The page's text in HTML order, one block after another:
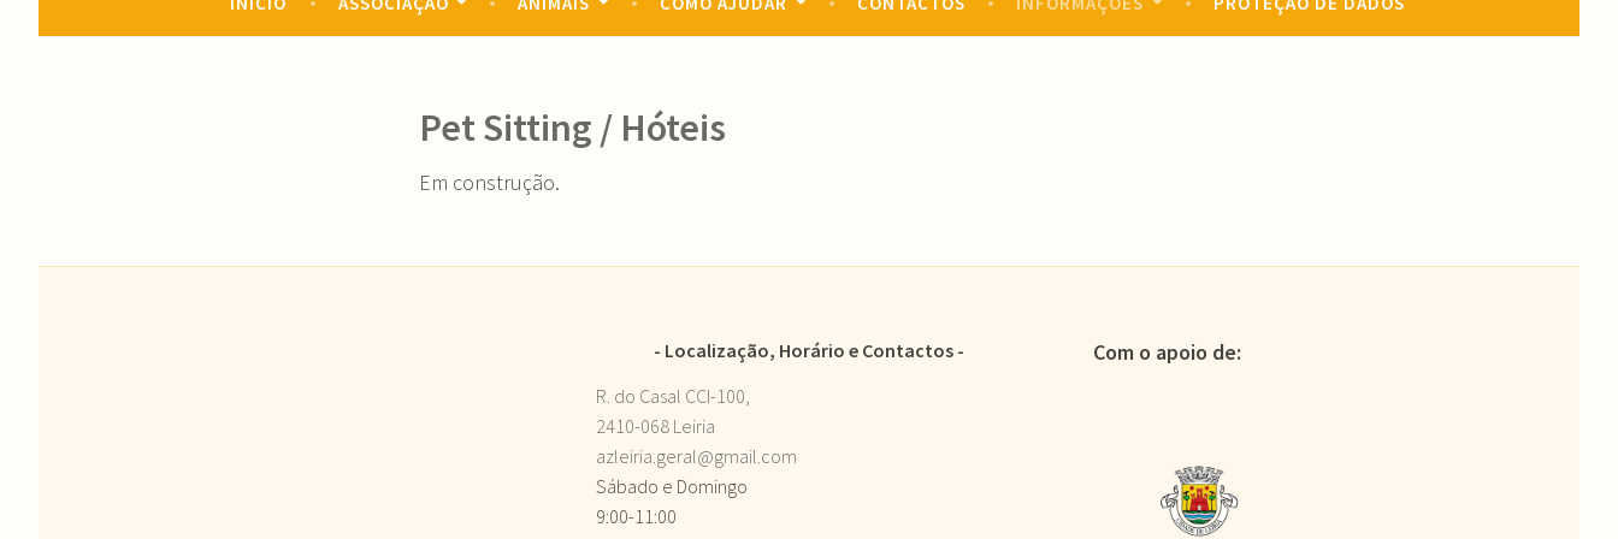
Pet Sitting / Hóteis
Em construção.
Localização, Horário e Contactos
R. do Casal CCI-100,
2410-068 Leiria
azleiria.geral@gmail.com
Sábado e Domingo
9:00-11:00
Com o apoio de: